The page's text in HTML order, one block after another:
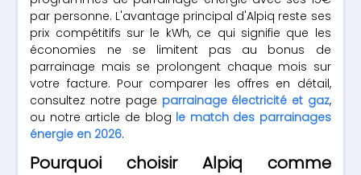
par personne. L'avantage principal d'Alpiq reste ses
prix compétitifs sur le kWh, ce qui signifie que les
économies ne se limitent pas au bonus de
parrainage mais se prolongent chaque mois sur
votre facture. Pour comparer les offres en détail,
consultez notre page parrainage électricité et gaz,
ou notre article de blog le match des parrainages
énergie en 2026.
Pourquoi choisir Alpiq comme